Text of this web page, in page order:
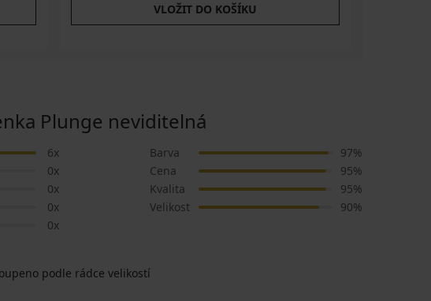
VLOŽIT DO KOŠÍKU
Plunge neviditelná
6x
0x
0x
0x
0x
Barva
97%
Cena
95%
Kvalita
95%
Velikost
90%
podle rádce velikostí